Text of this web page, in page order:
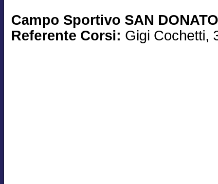
Campo Sportivo SAN DONATO
Referente Corsi: Gigi Cochetti,